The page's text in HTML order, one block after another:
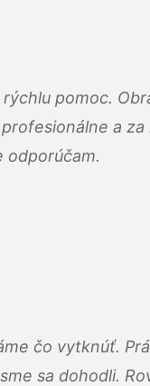
pomoc.
a za
odporúčam.
čo vytknúť.
sa dohodli.